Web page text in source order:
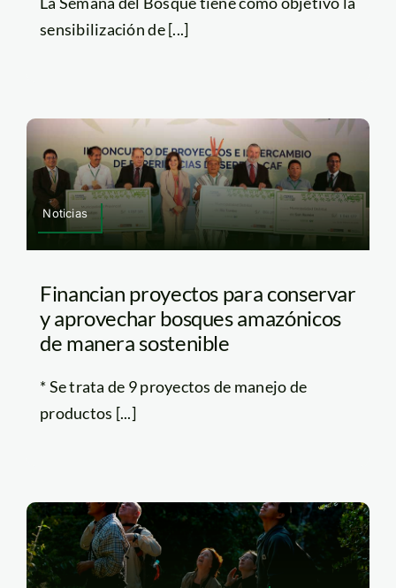
sensibilización de [...]
Noticias
Financian proyectos para conservar
y aprovechar bosques amazónicos
de manera sostenible
* Se trata de 9 proyectos de manejo de
productos [...]